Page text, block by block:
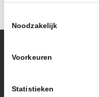
Noodzakelijk
Voorkeuren
Statistieken
© Copyright – BanBouw |